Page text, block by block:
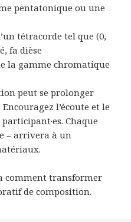
pentatonique ou une
tétracorde tel que (0,
fa dièse
la gamme chromatique
peut se prolonger
l’écoute et le
Chaque
– arrivera à un
comment transformer
de composition.